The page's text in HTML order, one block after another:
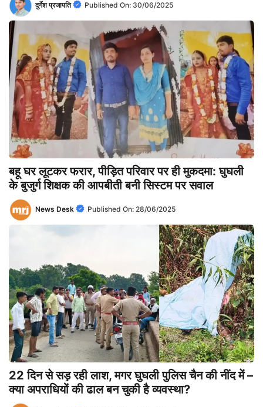
दुर्गेश प्रजापति Published On: 30/06/2025
बहू घर लूटकर फरार, पीड़ित परिवार पर ही मुकदमा: घुघली
के बुजुर्ग शिक्षक की आपबीती बनी सिस्टम पर सवाल
News Desk Published On: 28/06/2025
22 दिन से सड़ रही लाश, मगर घुघली पुलिस चैन की नींद में –
क्या अपराधियों की ढाल बन चुकी है व्यवस्था?